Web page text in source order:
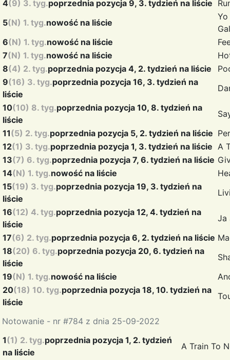
Notowanie - nr #784 z dnia 25-09-2022
4(9) 3. tyg.poprzednia pozycja 9, 3. tydzień na liście
5(N) 1. tyg.nowość na liście
6(N) 1. tyg.nowość na liście
7(N) 1. tyg.nowość na liście
8(4) 2. tyg.poprzednia pozycja 4, 2. tydzień na liście
9(16) 3. tyg.poprzednia pozycja 16, 3. tydzień na
liście
10(10) 8. tyg.poprzednia pozycja 10, 8. tydzień na
liście
11(5) 2. tyg.poprzednia pozycja 5, 2. tydzień na liście
12(1) 3. tyg.poprzednia pozycja 1, 3. tydzień na liście A
13(7) 6. tyg.poprzednia pozycja 7, 6. tydzień na liście
14(N) 1. tyg.nowość na liście
15(19) 3. tyg.poprzednia pozycja 19, 3. tydzień na
liście
16(12) 4. tyg.poprzednia pozycja 12, 4. tydzień na
liście
Ja
17(6) 2. tyg.poprzednia pozycja 6, 2. tydzień na liście
18(20) 6. tyg.poprzednia pozycja 20, 6. tydzień na
liście
19(N) 1. tyg.nowość na liście
20(18) 10. tyg.poprzednia pozycja 18, 10. tydzień na
liście
1(1) 2. tyg.poprzednia pozycja 1, 2. tydzień
na liście
A Train To